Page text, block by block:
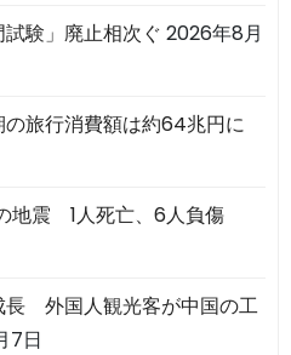
験」廃止相次ぐ 2026年8月
旅行消費額は約64兆円に
地震 1人死亡、6人負傷
長 外国人観光客が中国の工
7日